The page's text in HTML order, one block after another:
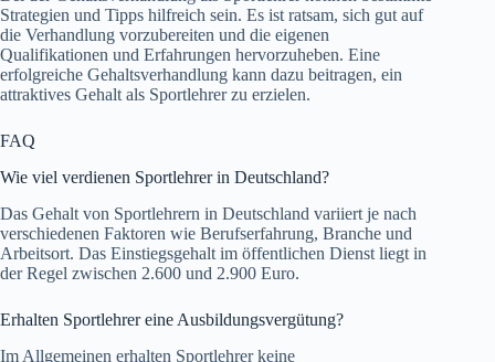
Strategien und Tipps hilfreich sein. Es ist ratsam, sich gut auf
die Verhandlung vorzubereiten und die eigenen
Qualifikationen und Erfahrungen hervorzuheben. Eine
erfolgreiche Gehaltsverhandlung kann dazu beitragen, ein
attraktives Gehalt als Sportlehrer zu erzielen.
FAQ
Wie viel verdienen Sportlehrer in Deutschland?
Das Gehalt von Sportlehrern in Deutschland variiert je nach
verschiedenen Faktoren wie Berufserfahrung, Branche und
Arbeitsort. Das Einstiegsgehalt im öffentlichen Dienst liegt in
der Regel zwischen 2.600 und 2.900 Euro.
Erhalten Sportlehrer eine Ausbildungsvergütung?
Im Allgemeinen erhalten Sportlehrer keine